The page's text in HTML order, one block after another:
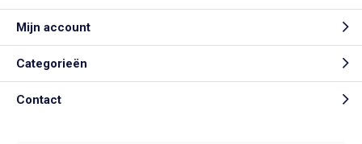
Mijn account
Categorieën
Contact